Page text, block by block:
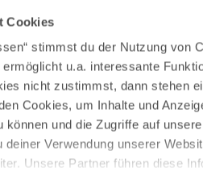
Cookies
stimmst du der Nutzung von
u.a. interessante
nicht zustimmst, dann stehen
Cookies, um Inhalte und
können und die Zugriffe auf
Verwendung unserer
Unsere Partner führen diese
Wirtschaftsstandort
Tourismus im Allgäu
Business Service: Angebote
Innovation und Gründung